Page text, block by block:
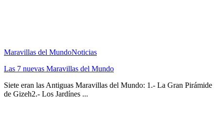
Maravillas del MundoNoticias
Las 7 nuevas Maravillas del Mundo
Siete eran las Antiguas Maravillas del Mundo: 1.- La Gran Pirámide
de Gizeh2.- Los Jardínes ...